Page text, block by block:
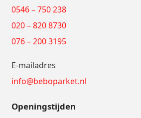
0546 – 750 238
020 – 820 8730
076 – 200 3195
E-mailadres
info@beboparket.nl
Openingstijden